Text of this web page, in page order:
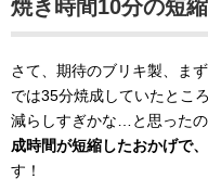
焼き時間10分の短縮
さて、期待のブリキ製、ま
では35分焼成していたとこ
減らしすぎかな…と思ったの
成時間が短縮したおかげで
す！